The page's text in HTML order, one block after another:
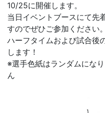
10/25に開催します。
当日イベントブースにて先
すのでぜひご参加ください。
ハーフタイムおよび試合後
します！
※選手色紙はランダムにな
ん